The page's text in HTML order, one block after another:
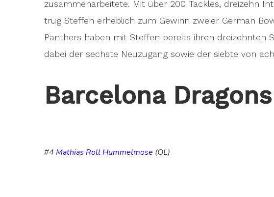
zusammenarbeitete. Mit über 200 Tackles, dreizehn
trug Steffen erheblich zum Gewinn zweier German
Panthers haben mit Steffen bereits ihren dreizehnten
dabei der sechste Neuzugang sowie der siebte von
Barcelona
#4 Mathias Roll Hummelmose (OL)